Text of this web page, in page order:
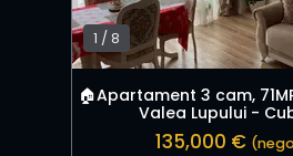
1 /8
🏠Apartament 3 cam,
Valea Lupului -
135,000 €